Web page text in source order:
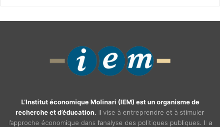
L’Institut économique Molinari (IEM) est un organisme de
recherche et d’éducation. Il vise à entreprendre et à stimuler
l’approche économique dans l’analyse des politiques publiques. Il a